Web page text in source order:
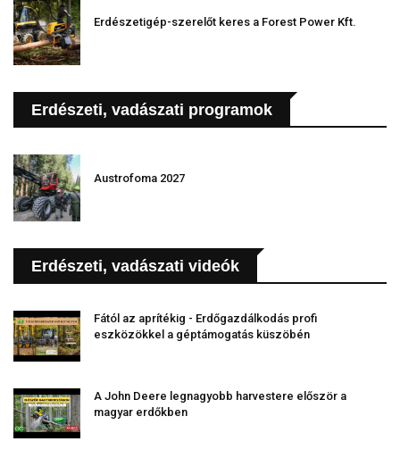
Erdészetigép-szerelőt keres a Forest Power Kft.
Erdészeti, vadászati programok
Austrofoma 2027
Erdészeti, vadászati videók
Fától az aprítékig - Erdőgazdálkodás profi
eszközökkel a géptámogatás küszöbén
A John Deere legnagyobb harvestere először a
magyar erdőkben